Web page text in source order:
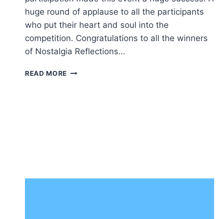
huge round of applause to all the participants
who put their heart and soul into the
competition. Congratulations to all the winners
of Nostalgia Reflections…
READ MORE WINNERS